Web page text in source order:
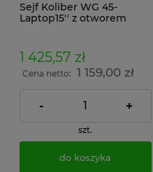
Sejf Koliber WG 45-
Laptop15'' z otworem
1 425,57 zł
Cena netto: 1 159,00 zł
- +
szt.
do koszyka